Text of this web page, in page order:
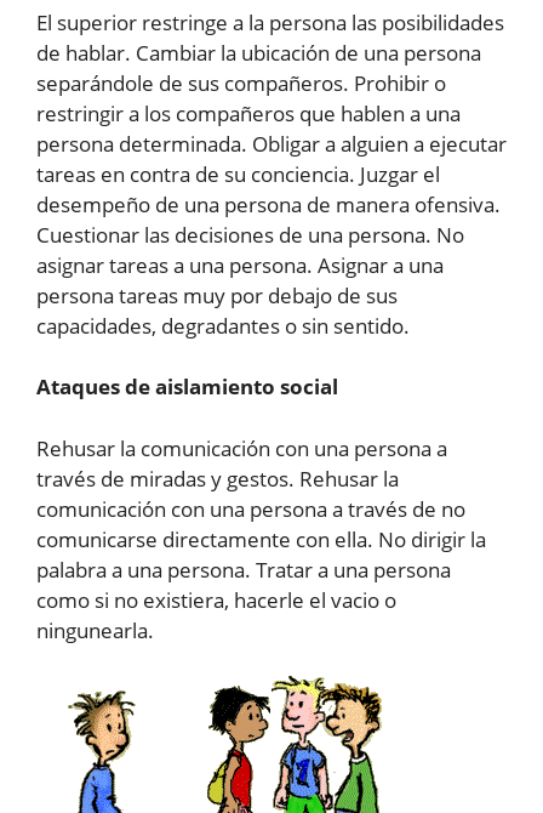
El superior restringe a la persona las posibilidades
de hablar. Cambiar la ubicación de una persona
separándole de sus compañeros. Prohibir o
restringir a los compañeros que hablen a una
persona determinada. Obligar a alguien a ejecutar
tareas en contra de su conciencia. Juzgar el
desempeño de una persona de manera ofensiva.
Cuestionar las decisiones de una persona. No
asignar tareas a una persona. Asignar a una
persona tareas muy por debajo de sus
capacidades, degradantes o sin sentido.
Ataques de aislamiento social
Rehusar la comunicación con una persona a
través de miradas y gestos. Rehusar la
comunicación con una persona a través de no
comunicarse directamente con ella. No dirigir la
palabra a una persona. Tratar a una persona
como si no existiera, hacerle el vacio o
ningunearla.